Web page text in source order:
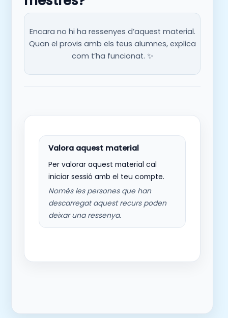
Encara no hi ha ressenyes d’aquest material.
Quan el provis amb els teus alumnes, explica
com t’ha funcionat. ✨
Per valorar aquest material cal
iniciar sessió amb el teu compte.
Només les persones que han
descarregat aquest recurs poden
deixar una ressenya.